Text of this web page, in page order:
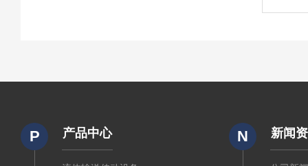
P 产品中心 N 新闻